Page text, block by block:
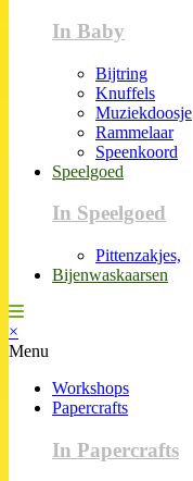
In Baby
Bijtring
Knuffels
Muziekdoosje
Rammelaar
Speenkoord
Speelgoed
In Speelgoed
Pittenzakjes,
Bijenwaskaarsen
×
Menu
Workshops
Papercrafts
In Papercrafts